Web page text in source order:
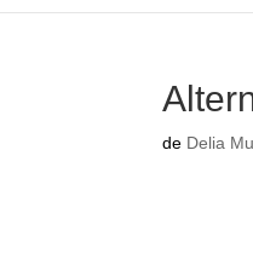
de Delia